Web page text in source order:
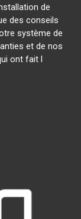
de
des conseils
système de
et de nos
ont fait l